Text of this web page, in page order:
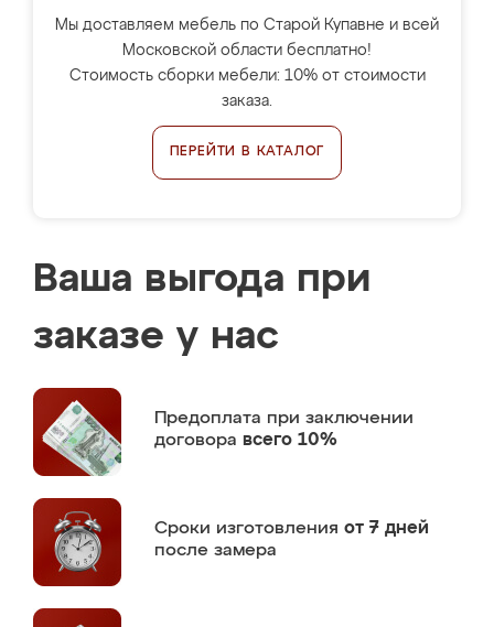
Мы доставляем мебель по Старой Купавне и всей
Московской области бесплатно!
Стоимость сборки мебели: 10% от стоимости
заказа.
ПЕРЕЙТИ В КАТАЛОГ
Ваша выгода при
заказе у нас
Предоплата при заключении
договора всего 10%
Сроки изготовления от 7 дней
после замера